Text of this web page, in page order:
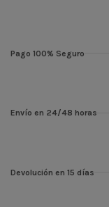
Pago 100% Seguro
Envío en 24/48 horas
Devolución en 15 días